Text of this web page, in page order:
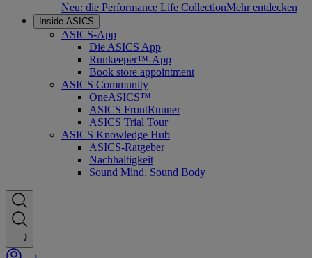
Neu: die Performance Life CollectionMehr entdecken
Inside ASICS
ASICS-App
Die ASICS App
Runkeeper™-App
Book store appointment
ASICS Community
OneASICS™
ASICS FrontRunner
ASICS Trial Tour
ASICS Knowledge Hub
ASICS-Ratgeber
Nachhaltigkeit
Sound Mind, Sound Body